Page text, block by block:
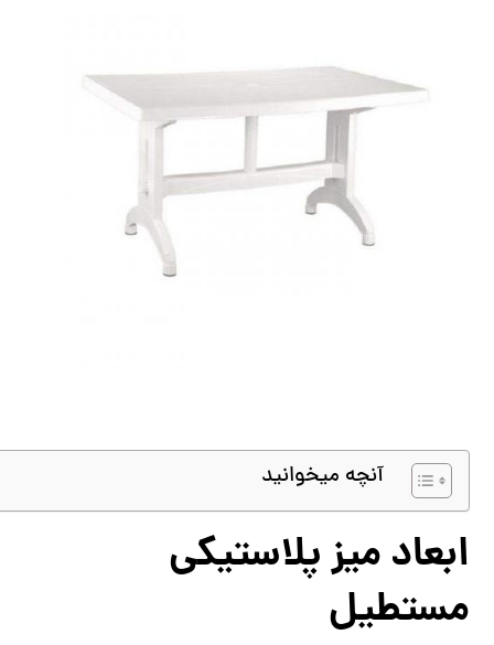
آنچه میخوانید
ابعاد میز پلاستیکی
مستطیل